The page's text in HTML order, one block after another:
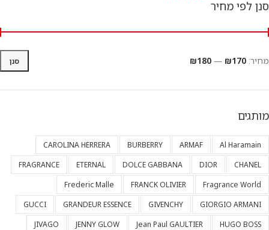
סנן לפי מחיר
סנן מחיר: ₪170
—
₪180
מותגים
Al Haramain
ARMAF
BURBERRY
CAROLINA HERRERA
CHANEL
DIOR
DOLCE GABBANA
ETERNAL
FRAGRANCE
Fragrance World
FRANCK OLIVIER
Frederic Malle
GIORGIO ARMANI
GIVENCHY
GRANDEUR ESSENCE
GUCCI
HUGO BOSS
Jean Paul GAULTIER
JENNY GLOW
JIVAGO